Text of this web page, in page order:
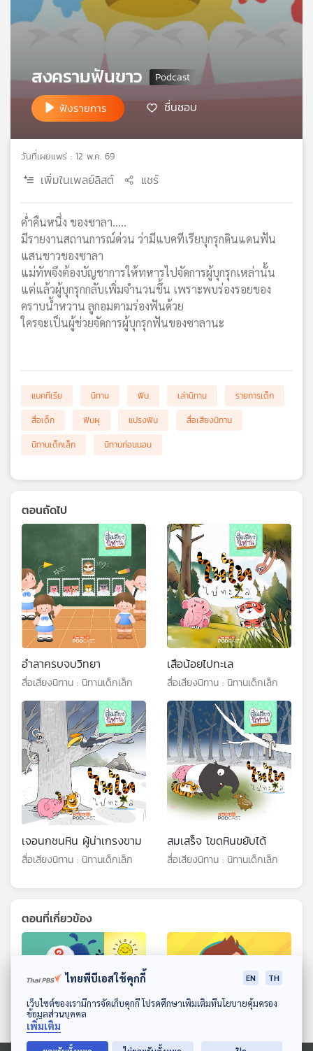
ข่าย
วิทยุ
ไทย
เอส
แผนที่
วิทยุ
เครือ
ข่าย
ดาวน์โหลด Thai PBS Podcast Application
สงครามฟันขาว
ฟังรายการ ชื่นชอบ
วันที่เผยแพร่ : 12 พ.ค. 69
เพิ่มในเพลย์ลิสต์ แชร์
ค่ำคืนหนึ่ง ของซาลา.....
มีรายงานสถานการณ์ด่วน ว่ามีแบคทีเรียบุกรุกดินแดนฟัน
แสนขาวของซาลา
แม่ทัพจึงต้องบัญชาการให้ทหารไปจัดการผู้บุกรุกเหล่านั้น
แต่แล้วผู้บุกรุกกลับเพิ่มจำนวนขึ้น เพราะพบร่องรอยของ
คราบน้ำหวาน ลูกอมตามร่องฟันด้วย
ใครจะเป็นผู้ช่วยจัดการผู้บุกรุกฟันของซาลานะ
แบคทีเรีย นิทาน ฟัน เล่านิทาน
รายการเด็ก
สื่อเด็ก
ฟันผุ แปรงฟัน
สื่อเสียงนิทาน
นิทานเด็กเล็ก
นิทานก่อนนอน
ตอนถัดไป
อำลาครบจบวิทยา
สื่อเสียงนิทาน : นิทานเด็กเล็ก
เสือน้อยไปทะเล
สื่อเสียงนิทาน : นิทานเด็กเล็ก
เจอนกชนหิน ผู้น่าเกรงขาม
สื่อเสียงนิทาน : นิทานเด็กเล็ก
สมเสร็จ โขดหินขยับได้
สื่อเสียงนิทาน : นิทานเด็กเล็ก
ตอนที่เกี่ยวข้อง
ไทยพีบีเอสใช้คุกกี้ EN TH
เว็บไซต์ของเรามีการจัดเก็บคุกกี้ โปรดศึกษาเพิ่มเติมที่นโยบายคุ้มครอง
ข้อมูลส่วนบุคคล
เพิ่มเติม